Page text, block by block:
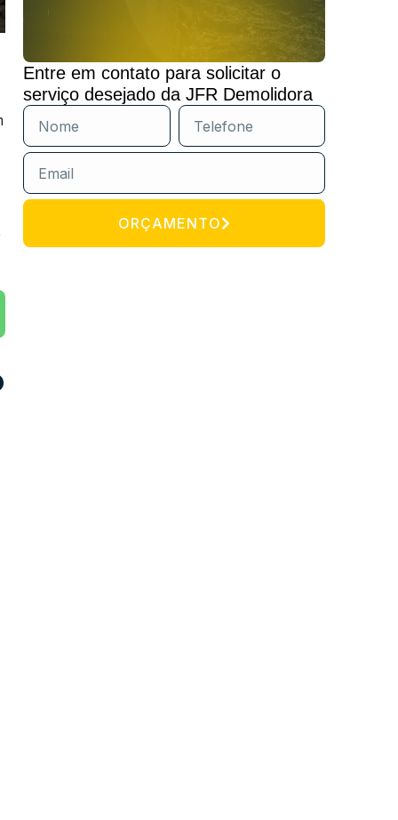
Entre em contato para solicitar o
serviço desejado da JFR Demolidora
ORÇAMENTO